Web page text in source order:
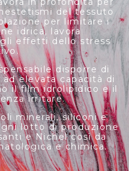
del tessuto
per limitare i
idrica, lavora
effetti dello stress
disporre di
elevata capacità di
il film idrolipidico e il
irritare.
minerali, siliconi e
lotto di produzione
e Nichel così da
e chimica.